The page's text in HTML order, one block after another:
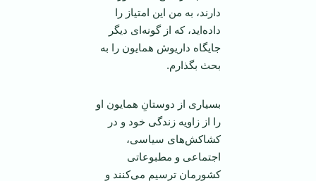
دارند، به من این امتیاز را
داده‌اید، که از گونه‌ای دیگر
جایگاه داریوش همایون را به
بحث بگذارم.
بسیاری از دوستانِ همایون او
را از زاويه زندگی خود و در
کشاکش‌های سیاسی،
اجتماعی و مطبوعاتی
کشورمان ترسیم می‌کنند و